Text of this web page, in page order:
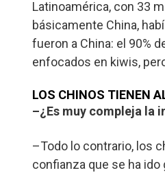
Latinoamérica, con 33
básicamente China,
fueron a China: el 90%
enfocados en kiwis,
LOS CHINOS TIENEN
–¿Es muy compleja la
–Todo lo contrario, los
confianza que se ha